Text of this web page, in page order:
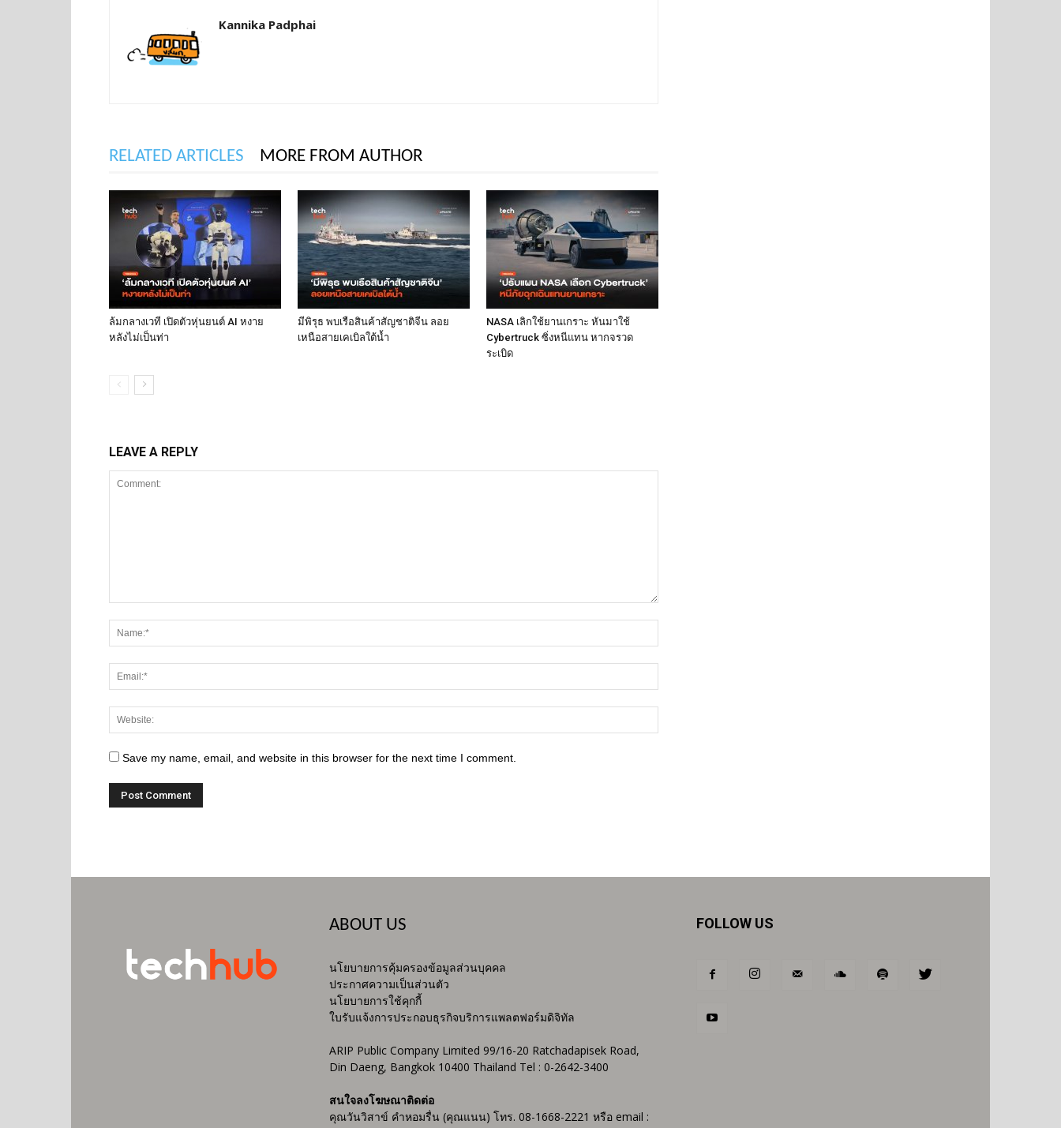
Kannika Padphai
RELATED ARTICLES MORE FROM AUTHOR
ล้มกลางเวที เปิดตัวหุ่นยนต์ AI หงาย
หลังไม่เป็นท่า
มีพิรุธ พบเรือสินค้าสัญชาติจีน ลอย
เหนือสายเคเบิลใต้น้ำ
NASA เลิกใช้ยานเกราะ หันมาใช้
Cybertruck ซิ่งหนีแทน หากจรวด
ระเบิด
LEAVE A REPLY
Save my name, email, and website in this browser for the next time I comment.
ABOUT US
นโยบายการคุ้มครองข้อมูลส่วนบุคคล
ประกาศความเป็นส่วนตัว
นโยบายการใช้คุกกี้
ใบรับแจ้งการประกอบธุรกิจบริการแพลตฟอร์มดิจิทัล
ARIP Public Company Limited 99/16-20 Ratchadapisek Road,
Din Daeng, Bangkok 10400 Thailand Tel : 0-2642-3400
สนใจลงโฆษณาติดต่อ
คุณวันวิสาข์ คำหอมรื่น (คุณแนน) โทร. 08-1668-2221 หรือ email :
FOLLOW US